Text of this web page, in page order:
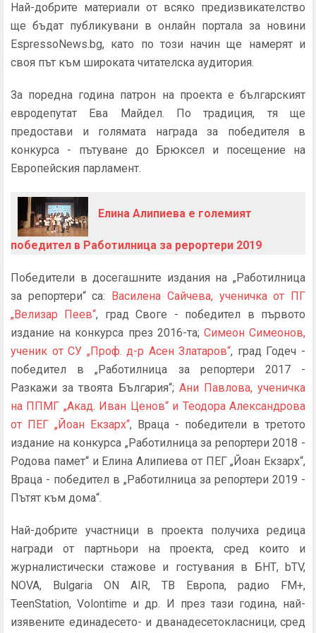
Най-добрите материали от всяко предизвикателство
ще бъдат публикувани в онлайн портала за новини
EspressoNews.bg, като по този начин ще намерят и
своя път към широката читателска аудитория.
За поредна година патрон на проекта е българският
евродепутат Ева Майдел. По традиция, тя ще
предостави и голямата награда за победителя в
конкурса - пътуване до Брюксел и посещение на
Европейския парламент.
Елина Алипиева е големият
победител в Работилница за рерортери 2019
Победители в досегашните издания на „Работилница
за репортери“ са: Василена Сайчева, ученичка от ПГ
„Велизар Пеев“, град Своге - победител в първото
издание на конкурса през 2016-та; Симеон Симеонов,
ученик от СУ „Проф. д-р Асен Златаров“, град Годеч -
победител в „Работилница за репортери 2017 -
Разкажи за твоята България“; Ани Павлова, ученичка
на ППМГ „Акад. Иван Ценов“ и Теодора Александрова
от ПЕГ „Йоан Екзарх“, Враца - победители в третото
издание на конкурса „Работилница за репортери 2018 -
Родова памет“ и Елина Алипиева от ПЕГ „Йоан Екзарх“,
Враца - победител в „Работилница за репортери 2019 -
Пътят към дома“.
Най-добрите участници в проекта получиха редица
награди от партньори на проекта, сред които и
журналистически стажове и гостувания в БНТ, bTV,
NOVA, Bulgaria ON AIR, ТВ Европа, радио FM+,
TeenStation, Volontime и др. И през тази година, най-
изявените единадесето- и дванадесетокласници, сред